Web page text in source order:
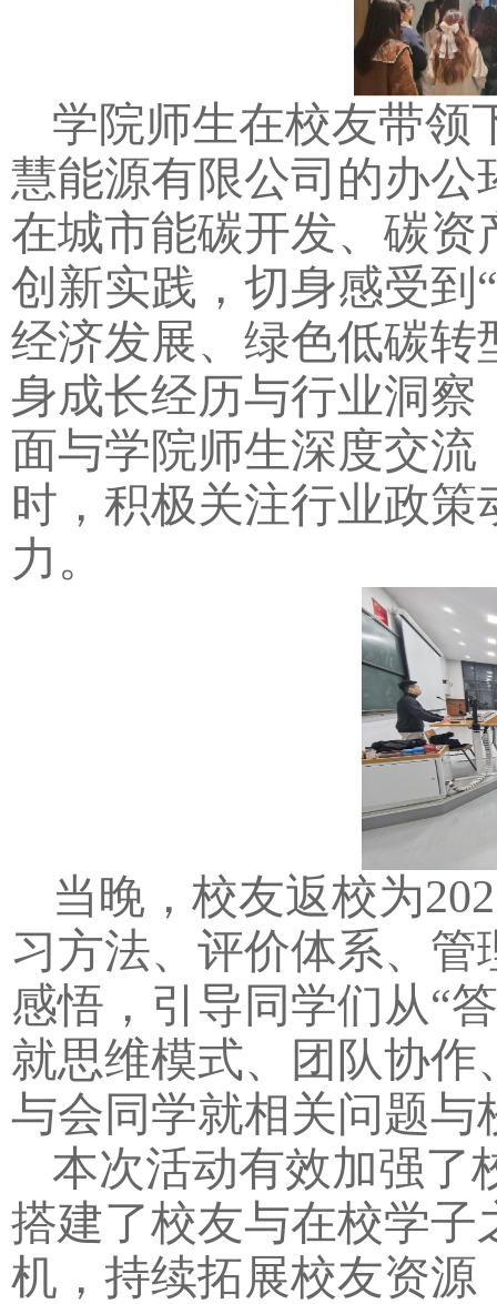
学院师生在校友带领
慧能源有限公司的办
在城市能碳开发、碳
创新实践，切身感受到
经济发展、绿色低碳
身成长经历与行业洞
面与学院师生深度交
时，积极关注行业政
力。
当晚，校友返校为
习方法、评价体系、
感悟，引导同学们从“
就思维模式、团队协
与会同学就相关问题与
本次活动有效加强了
搭建了校友与在校学
机，持续拓展校友资